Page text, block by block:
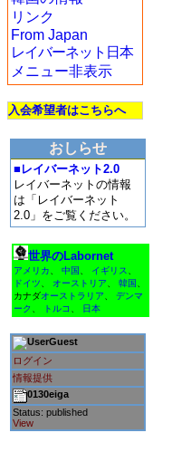
リンク
From Japan
レイバーネット日本
メニュー非表示
入会希望者はこちらへ
おしらせ
■レイバーネット2.0
レイバーネットの情報
は「レイバーネット
2.0」をご覧ください。
世界のLabornet
アメリカ 中国 イギリス
ドイツ
オーストリア 韓国
カナダオーストラリア
デンマ
ーク
トルコ 日本
Guest
ログイン
情報提供
0130eiga
Status: published
View